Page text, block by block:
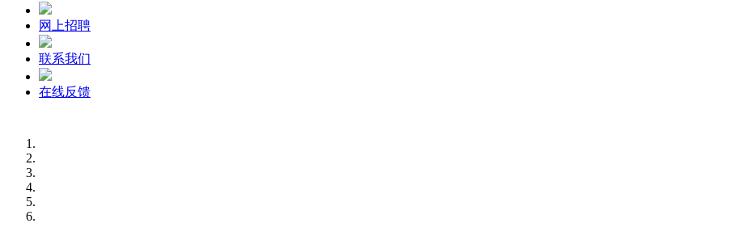
网上招聘
联系我们
在线反馈